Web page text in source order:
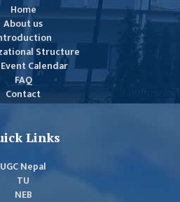
Home
About us
Structure
Calendar
FAQ
Contact
Links
UGC Nepal
TU
NEB